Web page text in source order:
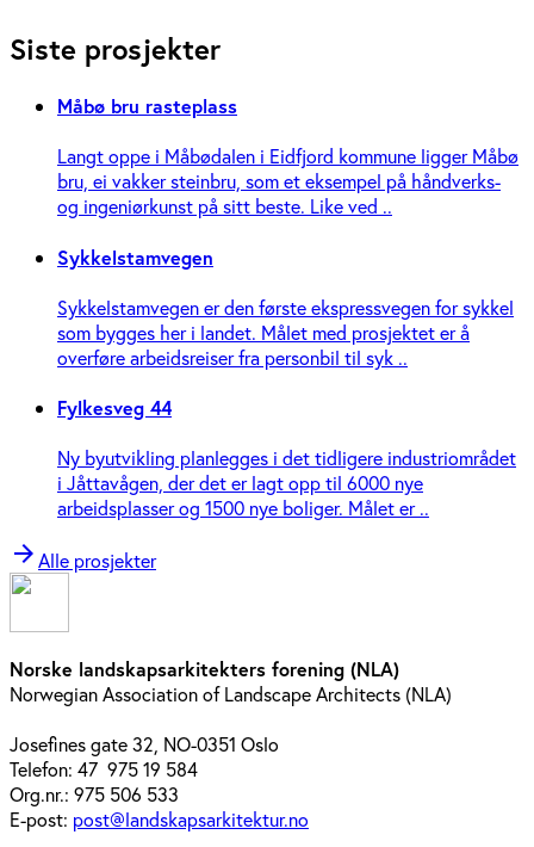
Siste prosjekter
Måbø bru rasteplass
Langt oppe i Måbødalen i Eidfjord kommune ligger Måbø
bru, ei vakker steinbru, som et eksempel på håndverks-
og ingeniør­kunst på sitt beste. Like ved ..
Sykkelstamvegen
Sykkelstamvegen er den første ekspressvegen for sykkel
som bygges her i landet. Målet med prosjektet er å
overføre arbeidsreiser fra personbil til syk ..
Fylkesveg 44
Ny byutvikling planlegges i det tidligere industriområdet
i Jåttavågen, der det er lagt opp til 6000 nye
arbeidsplasser og 1500 nye boliger. Målet er ..
arrow_forwardAlle prosjekter
Norske landskapsarkitekters forening (NLA)
Norwegian Association of Landscape Architects (NLA)
Josefines gate 32, NO-0351 Oslo
Telefon: 47 975 19 584
Org.nr.: 975 506 533
E-post: post@landskapsarkitektur.no